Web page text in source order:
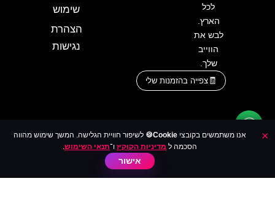
לכל
הארץ.
לבש את
הווייב
שלך.
צפייה בהזמנות שלי
שימוש
הצהרת
נגישות
× אנו משתמשים בקובצי Cookie🍪
לשיפור חוויית הגלישה. המשך שימוש מהווה
הסכמה ל מדיניות הקוקיז ו־תנאי השימוש.
אישור